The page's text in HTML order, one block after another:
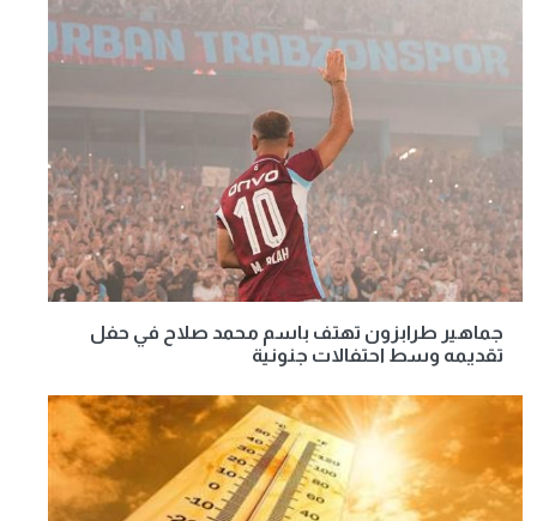
جماهير طرابزون تهتف باسم محمد صلاح في حفل
تقديمه وسط احتفالات جنونية